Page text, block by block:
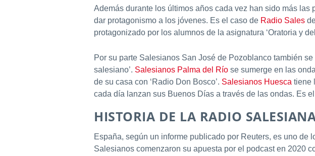
Además durante los últimos años cada vez han sido más
dar protagonismo a los jóvenes. Es el caso de Radio Sales
protagonizado por los alumnos de la asignatura ‘Oratoria y
Por su parte Salesianos San José de Pozoblanco también
salesiano’. Salesianos Palma del Río se sumerge en las
de su casa con ‘Radio Don Bosco’. Salesianos Huesca tiene
cada día lanzan sus Buenos Días a través de las ondas. Es
HISTORIA DE LA RADIO
España, según un informe publicado por Reuters, es uno
Salesianos comenzaron su apuesta por el podcast en 2020